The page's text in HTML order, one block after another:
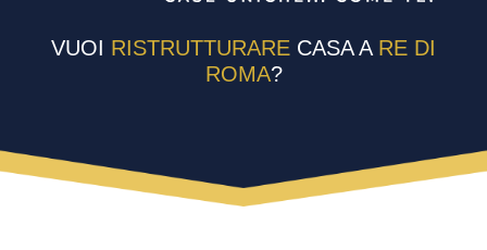
VUOI RISTRUTTURARE CASA ARE DI
ROMA?